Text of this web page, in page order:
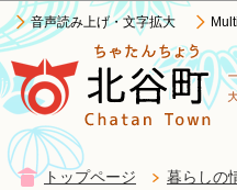
音声読み上げ・文字拡大
トップページ 暮らしの